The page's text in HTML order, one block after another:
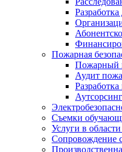
Пожарная
Пожарный
Аудит
Съемки
Услуги в
Сопровождение